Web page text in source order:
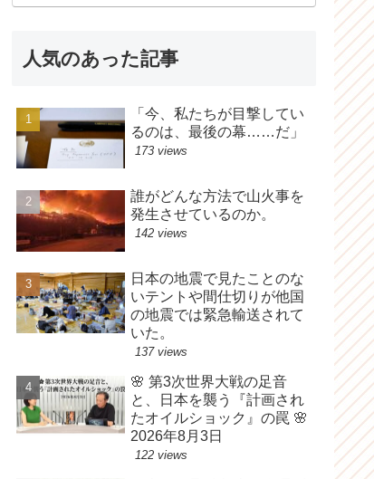
人気のあった記事
「今、私たちが目撃してい
るのは、最後の幕……だ」
173 views
誰がどんな方法で山火事を
発生させているのか。
142 views
日本の地震で見たことのな
いテントや間仕切りが他国
の地震では緊急輸送されて
いた。
137 views
🌸 第3次世界大戦の足音
と、日本を襲う『計画され
たオイルショック』の罠 🌸
2026年8月3日
122 views